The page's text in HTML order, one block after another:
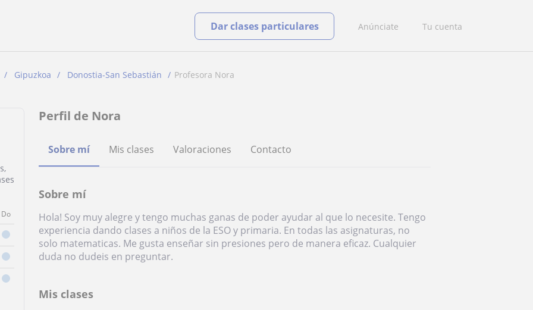
Anúnciate Tu cuenta
Dar clases particulares
Gipuzkoa Donostia-San Sebastián Profesora Nora
Do
Perfil de Nora
Sobre mí Mis clases Valoraciones Contacto
Sobre mí
Hola! Soy muy alegre y tengo muchas ganas de poder ayudar al que lo necesite. Tengo
experiencia dando clases a niños de la ESO y primaria. En todas las asignaturas, no
solo matematicas. Me gusta enseñar sin presiones pero de manera eficaz. Cualquier
duda no dudeis en preguntar.
Mis clases